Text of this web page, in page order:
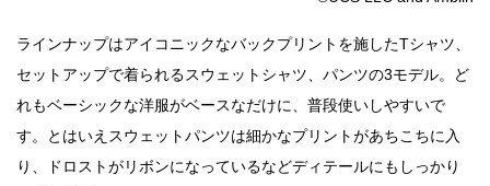
ラインナップはアイコニックなバックプリントを施したTシャツ、
セットアップで着られるスウェットシャツ、パンツの3モデル。ど
れもベーシックな洋服がベースなだけに、普段使いしやすいで
す。とはいえスウェットパンツは細かなプリントがあちこちに入
り、ドロストがリボンになっているなどディテールにもしっかり